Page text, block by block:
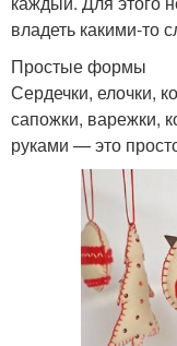
владеть какими-то
Простые формы
Сердечки, елочки,
сапожки, варежки,
руками — это